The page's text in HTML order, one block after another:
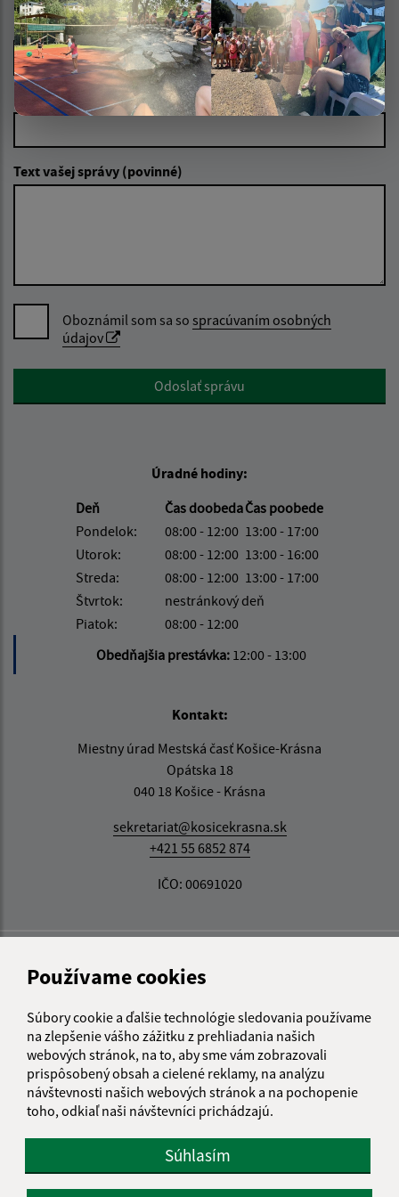
Používame cookies
Súbory cookie a ďalšie technológie sledovania používame
na zlepšenie vášho zážitku z prehliadania našich
webových stránok, na to, aby sme vám zobrazovali
prispôsobený obsah a cielené reklamy, na analýzu
návštevnosti našich webových stránok a na pochopenie
toho, odkiaľ naši návštevníci prichádzajú.
Súhlasím
Meno (povinné)
E-mailová adresa (povinné)
Text vašej správy (povinné)
Oboznámil som sa so spracúvaním osobných
údajov
Google reCaptcha ResponseOdoslať správu
Úradné hodiny:
Deň
Čas doobedaČas poobede
Pondelok:
08:00 - 12:00 13:00 - 17:00
Utorok:
08:00 - 12:00 13:00 - 16:00
Streda:
08:00 - 12:00 13:00 - 17:00
Štvrtok:
nestránkový deň
Piatok:
08:00 - 12:00
Obedňajšia prestávka: 12:00 - 13:00
Kontakt:
Miestny úrad Mestská časť Košice-Krásna
Opátska 18
040 18 Košice - Krásna
sekretariat@kosicekrasna.sk
+421 55 6852 874
IČO: 00691020